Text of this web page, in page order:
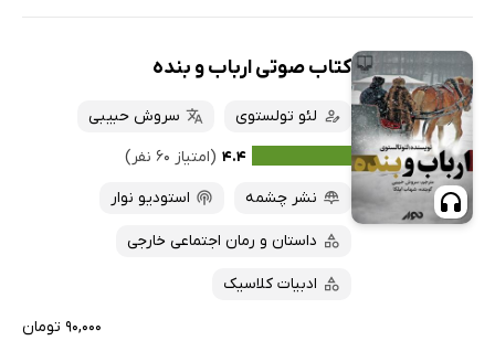
کتاب صوتی ارباب و بنده
لئو تولستوی
سروش حبیبی
۴.۴ (امتیاز ۶۰ نفر)
نشر چشمه
استودیو نوار
داستان و رمان اجتماعی خارجی
ادبیات کلاسیک
۹۰,۰۰۰ تومان